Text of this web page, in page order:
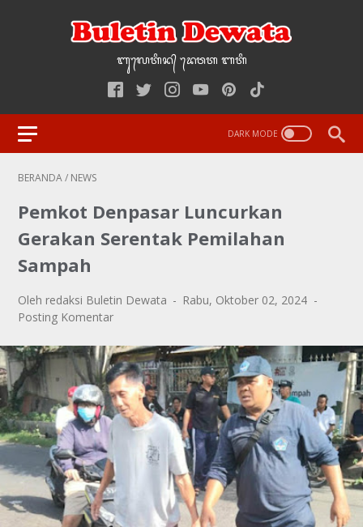
ᬩᬸ᭢ᬮᬢᬶᬦ᭄‌ ᭢ᬤᬯᬢ‌‌‌ ᬩᬢᬶ
BERANDA/ NEWS
Pemkot Denpasar Luncurkan
Gerakan Serentak Pemilahan
Sampah
Oleh redaksi Buletin Dewata
Rabu, Oktober 02, 2024
Posting Komentar